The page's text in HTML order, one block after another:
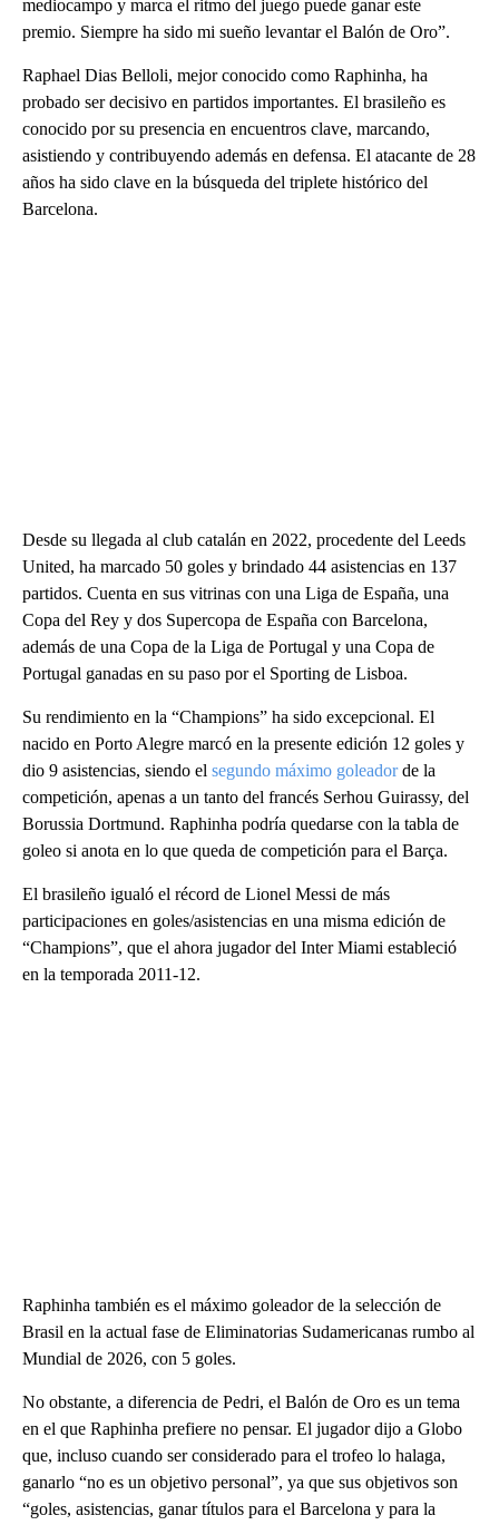
mediocampo y marca el ritmo del juego puede ganar este
premio. Siempre ha sido mi sueño levantar el Balón de Oro”.
Raphael Dias Belloli, mejor conocido como Raphinha, ha
probado ser decisivo en partidos importantes. El brasileño es
conocido por su presencia en encuentros clave, marcando,
asistiendo y contribuyendo además en defensa. El atacante de 28
años ha sido clave en la búsqueda del triplete histórico del
Barcelona.
Desde su llegada al club catalán en 2022, procedente del Leeds
United, ha marcado 50 goles y brindado 44 asistencias en 137
partidos. Cuenta en sus vitrinas con una Liga de España, una
Copa del Rey y dos Supercopa de España con Barcelona,
además de una Copa de la Liga de Portugal y una Copa de
Portugal ganadas en su paso por el Sporting de Lisboa.
Su rendimiento en la “Champions” ha sido excepcional. El
nacido en Porto Alegre marcó en la presente edición 12 goles y
dio 9 asistencias, siendo el segundo máximo goleadorde la
competición, apenas a un tanto del francés Serhou Guirassy, del
Borussia Dortmund. Raphinha podría quedarse con la tabla de
goleo si anota en lo que queda de competición para el Barça.
El brasileño igualó el récord de Lionel Messi de más
participaciones en goles/asistencias en una misma edición de
“Champions”, que el ahora jugador del Inter Miami estableció
en la temporada 2011-12.
Raphinha también es el máximo goleador de la selección de
Brasil en la actual fase de Eliminatorias Sudamericanas rumbo al
Mundial de 2026, con 5 goles.
No obstante, a diferencia de Pedri, el Balón de Oro es un tema
en el que Raphinha prefiere no pensar. El jugador dijo a Globo
que, incluso cuando ser considerado para el trofeo lo halaga,
ganarlo “no es un objetivo personal”, ya que sus objetivos son
“goles, asistencias, ganar títulos para el Barcelona y para la